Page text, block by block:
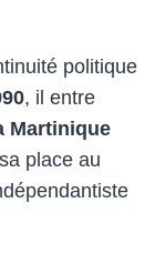
politique
, il entre
Martinique
place au